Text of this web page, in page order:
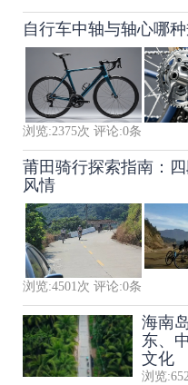
自行车中轴与轴心哪
浏览:2375次 评论:0条
莆田骑行探索指南：
风情
浏览:4501次 评论:0条
海南
东、
文化
浏览: